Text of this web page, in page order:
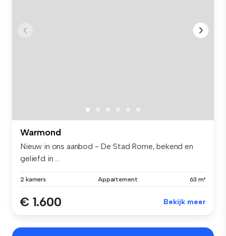
Warmond
Nieuw in ons aanbod - De Stad Rome, bekend en
geliefd in ...
2 kamers Appartement 63 m²
€ 1.600 Bekijk meer